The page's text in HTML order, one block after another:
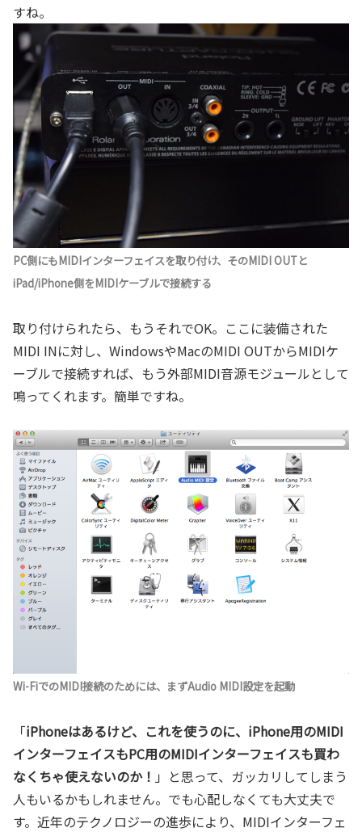
すね。
PC側にもMIDIインターフェイスを取り付け、そのMIDI OUTと
iPad/iPhone側をMIDIケーブルで接続する
取り付けられたら、もうそれでOK。ここに装備された
MIDI INに対し、WindowsやMacのMIDI OUTからMIDIケ
ーブルで接続すれば、もう外部MIDI音源モジュールとして
鳴ってくれます。簡単ですね。
Wi-FiでのMIDI接続のためには、まずAudio MIDI設定を起動
「iPhoneはあるけど、これを使うのに、iPhone用のMIDI
インターフェイスもPC用のMIDIインターフェイスも買わ
なくちゃ使えないのか！ 」と思って、ガッカリしてしまう
人もいるかもしれません。でも心配しなくても大丈夫で
す。近年のテクノロジーの進歩により、MIDIインターフェ